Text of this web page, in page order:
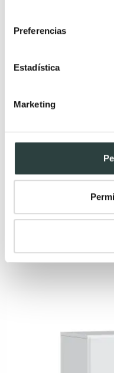
Preferencias
Estadística
Marketing
Columna de baño
en kit, color blanco mate